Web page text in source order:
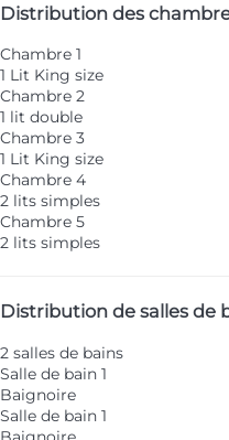
Distribution des
Chambre 1
1 Lit King size
Chambre 2
1 lit double
Chambre 3
1 Lit King size
Chambre 4
2 lits simples
Chambre 5
2 lits simples
Distribution de salles de
2 salles de bains
Salle de bain 1
Baignoire
Salle de bain 1